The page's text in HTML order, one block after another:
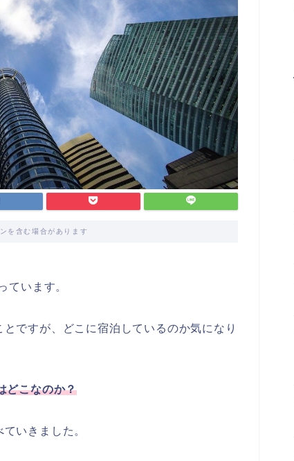
を含む場合があります
ています。
ですが、どこに宿泊しているのか気になり
どこなのか？
いきました。